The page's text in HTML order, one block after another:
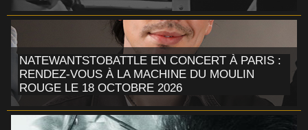
NATEWANTSTOBATTLE EN CONCERT À PARIS :
RENDEZ-VOUS À LA MACHINE DU MOULIN
ROUGE LE 18 OCTOBRE 2026